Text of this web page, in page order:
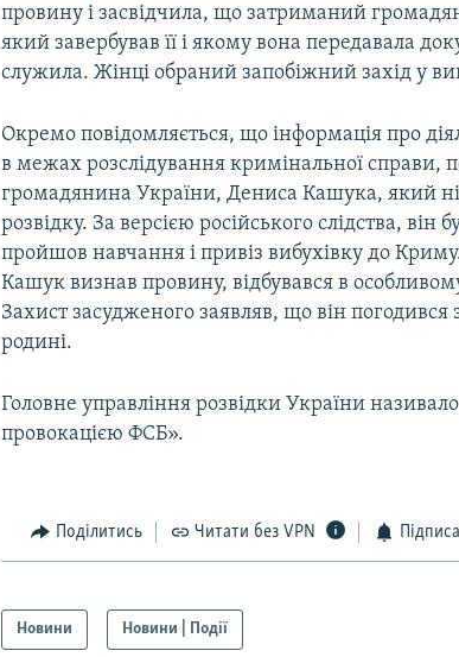
провину і засвідчила, що затриманий
який завербував її і якому вона передавала
служила. Жінці обраний запобіжний захід у
Окремо повідомляється, що інформація про
в межах розслідування кримінальної справи,
громадянина України, Дениса Кашука, який
розвідку. За версією російського слідства, він
пройшов навчання і привіз вибухівку до
Кашук визнав провину, відбувався в
Захист засудженого заявляв, що він
родині.
Головне управління розвідки України
провокацією ФСБ».
Поділитись Читати без VPN
Новини Новини | Події